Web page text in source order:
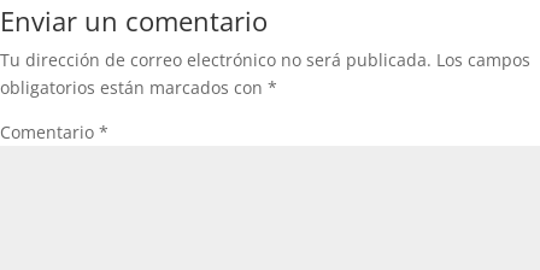
Enviar un comentario
Tu dirección de correo electrónico no será publicada. Los campos
obligatorios están marcados con *
Comentario *